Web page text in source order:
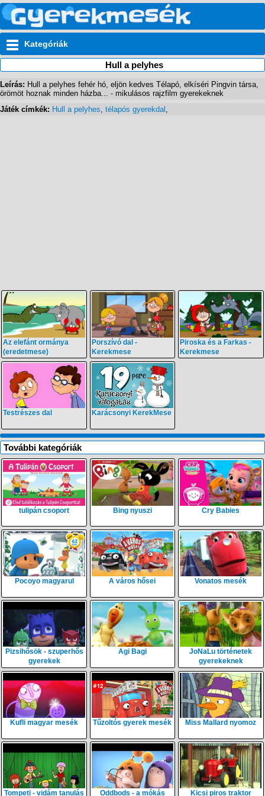
Kategóriák
Hull a pelyhes
Leírás: Hull a pelyhes fehér hó, eljön kedves Télapó, elkíséri Pingvin társa,
örömöt hoznak minden házba... - mikulásos rajzfilm gyerekeknek
Játék címkék: Hull a pelyhes, télapós gyerekdal ,
Az elefánt ormánya
(eredetmese)
Porszívó dal -
Kerekmese
Piroska és a Farkas -
Kerekmese
Testrészes dal Karácsonyi KerekMese
További kategóriák
tulipán csoport Bing nyuszi Cry Babies
Pocoyo magyarul A város hősei Vonatos mesék
Pizsihősök - szuperhős
gyerekek
Agi Bagi
JoNaLu történetek
gyerekeknek
Kufli magyar mesék Tűzoltós gyerek mesék Miss Mallard nyomoz
Tompeti - vidám tanulás Oddbods - a mókás Kicsi piros traktor